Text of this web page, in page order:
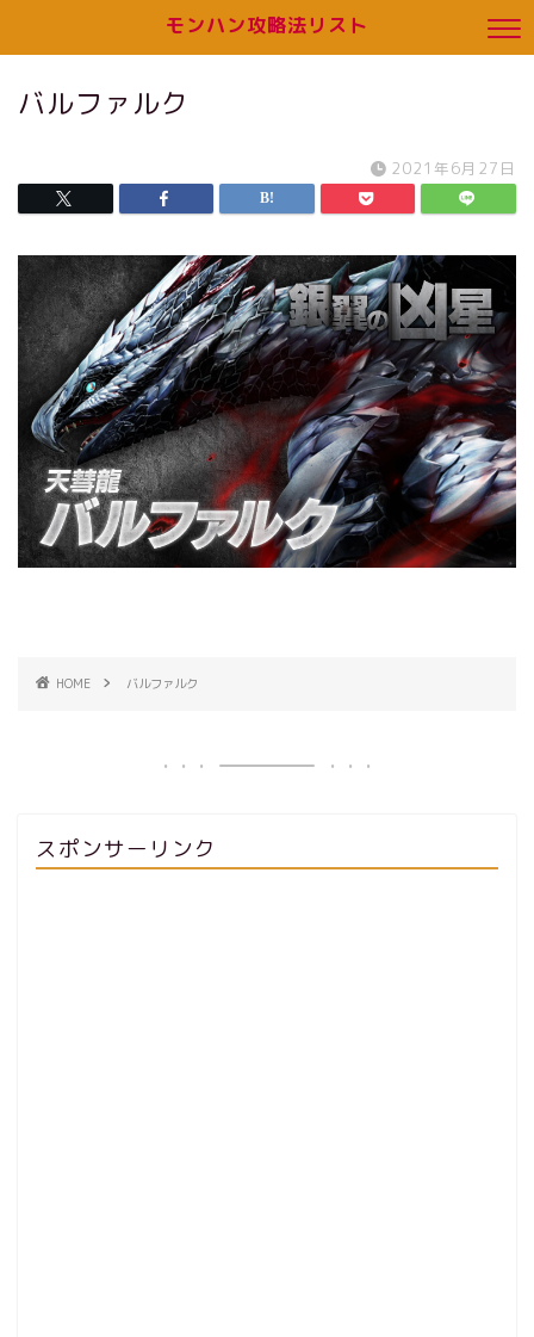
モンハン攻略法リスト
バルファルク
2021年6月27日
HOME バルファルク
スポンサーリンク